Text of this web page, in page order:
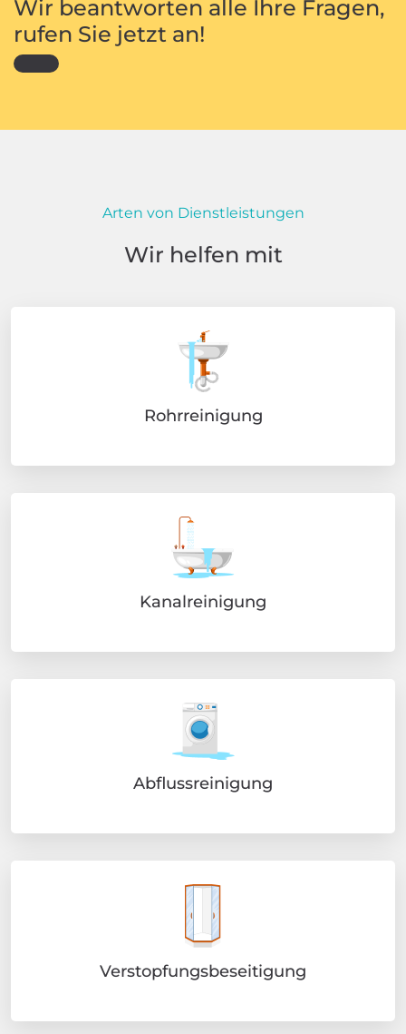
Wir beantworten alle Ihre Fragen,
rufen Sie jetzt an!
Arten von Dienstleistungen
Wir helfen mit
Rohrreinigung
Kanalreinigung
Abflussreinigung
Verstopfungsbeseitigung